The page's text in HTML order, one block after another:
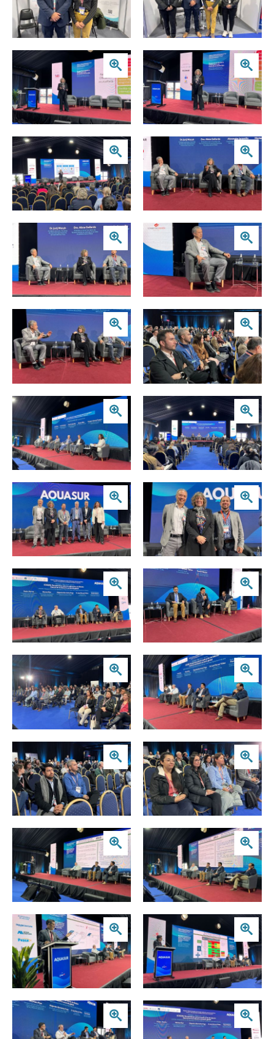
Zoom Zoom
Zoom Zoom
Zoom
Zoom Zoom
Zoom Zoom
Zoom Zoom
Zoom Zoom
Zoom Zoom
Zoom
Zoom Zoom
Zoom Zoom
Zoom Zoom